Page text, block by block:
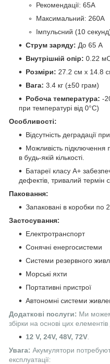
Рекомендації: 65А
Максимальний: 260А
Імпульсний (10
Струм заряду: До 65 А
Внутрішній опір: 0.22
Розміри: 27.2 см x 14.8
Вага: 3.4 кг (±50 грам)
Робоча температура: -
при температурі від 0°C)
Особливості:
Відсутність деградації
Можливість підключення
в будь-якій кількості.
Батареї класу A+
дефектів, тривалий термін
Паковання:
Запаковані в коробки по
Застосування:
Електротранспорт
Сонячні енергосистеми
Системи резервного
Морські яхти
Портативні пристрої
Автономні системи
Додаткові послуги: Ми
збірки на основі цих
12 V, 24V, 48V, 72V
Увага: Акумулятори
експлуатації: